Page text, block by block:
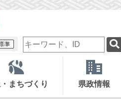
検
索
ー
ー
ド
まちづくり 県政情報